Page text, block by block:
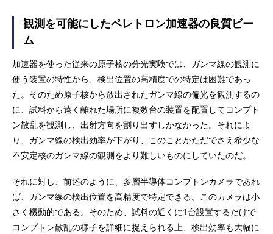
観測を可能にしたペレトロン加速器の良質ビー
ム
加速器を使った従来の原子核の分光実験では、ガンマ線の観測に
使う装置の特性から、検出位置の高精度での特定は困難であっ
た。そのため原子核から放出されたガンマ線の偏光を観測するの
に、試料から遠く離れた場所に複数台の装置を配置してコンプト
ン散乱を観測し、出射方向を割り出すしかなかった。それによ
り、ガンマ線の検出効率が下がり、このことがただでさえ希少な
不安定核のガンマ線の観測をより難しいものにしていたのだ。
それに対し、前述のように、多層半導体コンプトンカメラであれ
ば、ガンマ線の検出位置を高精度で特定できる。このカメラは小
さく機動的である。そのため、試料の近くに1台設置するだけで
コンプトン散乱の様子を詳細に捉えられる上、検出効率も大幅に